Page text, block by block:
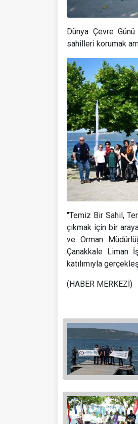
Dünya Çevre
sahilleri korumak
"Temiz Bir Sahil,
çıkmak için bir
ve Orman
Çanakkale Liman
katılımıyla
(HABER MERKEZİ)